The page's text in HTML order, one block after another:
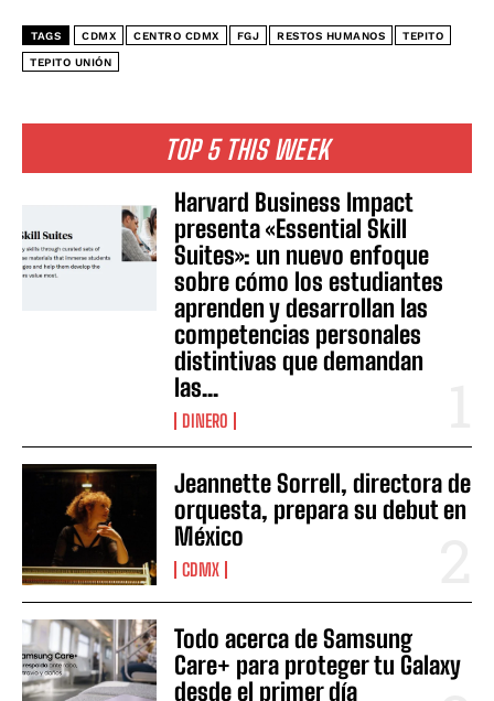
TOP 5 THIS WEEK
Harvard Business Impact
presenta «Essential Skill
Suites»: un nuevo enfoque
sobre cómo los estudiantes
aprenden y desarrollan las
competencias personales
distintivas que demandan
las...
DINERO
Jeannette Sorrell, directora de
orquesta, prepara su debut en
México
CDMX
Todo acerca de Samsung
Care+ para proteger tu Galaxy
desde el primer día
TAGS CDMX CENTRO CDMX FGJ RESTOS HUMANOS TEPITO
TEPITO UNIÓN